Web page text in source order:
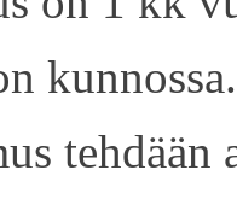
kunnossa.
tehdään